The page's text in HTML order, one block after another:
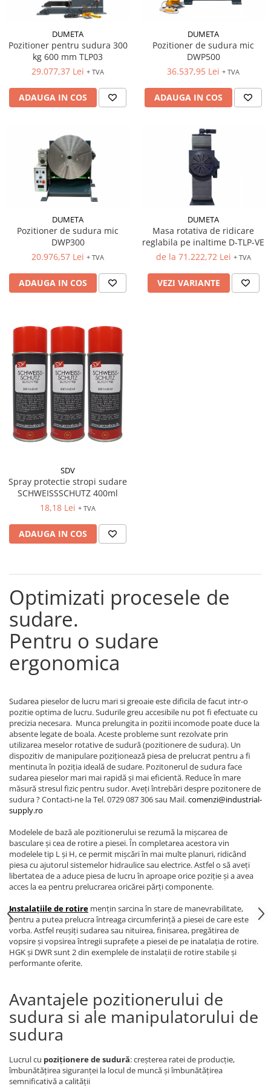
Pozitionere de sudura
Platforme foarfeca
Tip SB - cu bază rabatabilă
Translator stivuitor
Prelungitor lame stivuitor CAM
attachments
Atasamente profesionale CAM
Dispozitive ridicare butoaie
DUMETA
Pozitioner pentru sudura 300
kg 600 mm TLP03
29.077,37 Lei + TVA
ADAUGA IN COS
DUMETA
Pozitioner de sudura mic
DWP500
36.537,95 Lei + TVA
ADAUGA IN COS
DUMETA
Pozitioner de sudura mic
DWP300
20.976,57 Lei + TVA
ADAUGA IN COS
DUMETA
Masa rotativa de ridicare
reglabila pe inaltime D-TLP-VE
de la 71.222,72 Lei + TVA
VEZI VARIANTE
SDV
Spray protectie stropi sudare
SCHWEISSSCHUTZ 400ml
18,18 Lei + TVA
ADAUGA IN COS
Optimizati procesele de
sudare.
Pentru o sudare
ergonomica
Sudarea pieselor de lucru mari si greoaie este dificila de facut intr-o
pozitie optima de lucru. Sudurile greu accesibile nu pot fi efectuate cu
precizia necesara. Munca prelungita in pozitii incomode poate duce la
absente legate de boala. Aceste probleme sunt rezolvate prin
utilizarea meselor rotative de sudură (pozitionere de sudura). Un
dispozitiv de manipulare poziționează piesa de prelucrat pentru a fi
mentinuta în poziția ideală de sudare. Pozitonerul de sudura face
sudarea pieselor mari mai rapidă și mai eficientă. Reduce în mare
măsură stresul fizic pentru sudor. Aveți întrebări despre pozitonere de
sudura ? Contacti-ne la Tel. 0729 087 306 sau Mail.comenzi@industrial-
supply.ro
Modelele de bază ale pozitionerului se rezumă la mișcarea de
basculare și cea de rotire a piesei. În completarea acestora vin
modelele tip L și H, ce permit mișcări în mai multe planuri, ridicând
piesa cu ajutorul sistemelor hidraulice sau electrice. Astfel o să aveți
libertatea de a aduce piesa de lucru în aproape orice poziție și a avea
acces la ea pentru prelucrarea oricărei părți componente.
Instalațiile de rotire mențin sarcina în stare de manevrabilitate,
pentru a putea prelucra întreaga circumferință a piesei de care este
vorba. Astfel reușiți sudarea sau nituirea, finisarea, pregătirea de
vopsire și vopsirea întregii suprafețe a piesei de pe inatalația de rotire.
HGK și DWR sunt 2 din exemplele de instalații de rotire stabile și
performante oferite.
Avantajele pozitionerului de
sudura si ale manipulatorului de
sudura
Lucrul cu poziționere de sudură: creșterea ratei de producție,
îmbunătățirea siguranței la locul de muncă și îmbunătățirea
semnificativă a calității